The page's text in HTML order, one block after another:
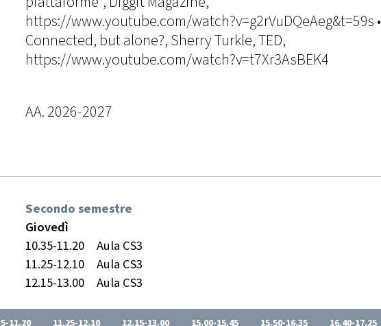
https://www.youtube.com/watch?v=g2rVuDQeAeg&t=59s •
Connected, but alone?, Sherry Turkle, TED,
https://www.youtube.com/watch?v=t7Xr3AsBEK4
AA. 2026-2027
Secondo semestre
Giovedì
10.35-11.20
Aula CS3
11.25-12.10
Aula CS3
12.15-13.00
Aula CS3
11.20 11.25-12.10 12.15-13.00 15.00-15.45 15.50-16.35 16.40-17.25